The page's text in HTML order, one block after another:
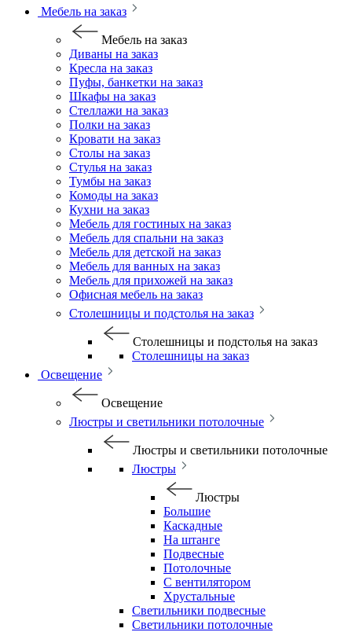
Мебель на заказ
Мебель на заказ
Диваны на заказ
Кресла на заказ
Пуфы, банкетки на заказ
Шкафы на заказ
Стеллажи на заказ
Полки на заказ
Кровати на заказ
Столы на заказ
Стулья на заказ
Тумбы на заказ
Комоды на заказ
Кухни на заказ
Мебель для гостиных на заказ
Мебель для спальни на заказ
Мебель для детской на заказ
Мебель для ванных на заказ
Мебель для прихожей на заказ
Офисная мебель на заказ
Столешницы и подстолья на заказ
Столешницы и подстолья на заказ
Столешницы на заказ
Освещение
Освещение
Люстры и светильники потолочные
Люстры и светильники потолочные
Люстры
Люстры
Большие
Каскадные
На штанге
Подвесные
Потолочные
С вентилятором
Хрустальные
Светильники подвесные
Светильники потолочные